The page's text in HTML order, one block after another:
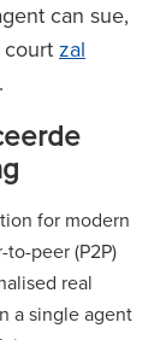
can sue,
court zal
for modern
peer (P2P)
real
a single agent